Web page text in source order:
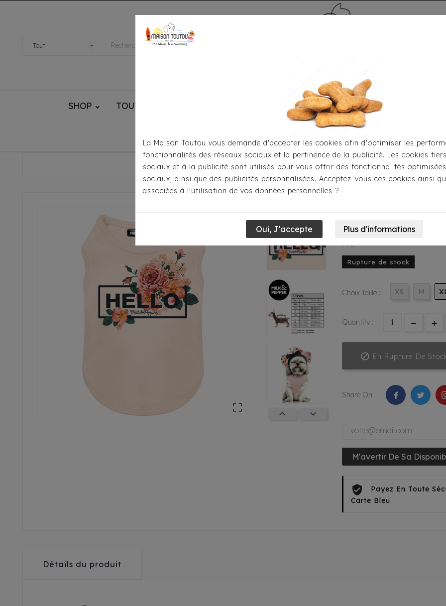
SHOP TOUTOU® HANDMADE MÉDAILLE - PET ID TAG TOILETTAGE
Accueil Pour S'habiller T-Shirts T-Shirt Milk & Pepper -

 
T-Shirt Milk &
23,95 €
TTC
Rupture de stock
Choix Taille : XS M
Quantity :
 En Rupture De
Share On :
M'avertir De Sa
Payez En Toute
Carte Bleu
Détails du produit
La Maison Toutou vous demande d'accepter les cookies afin d'optimiser les
fonctionnalités des réseaux sociaux et la pertinence de la publicité. Les cookies
sociaux et à la publicité sont utilisés pour vous offrir des fonctionnalités
sociaux, ainsi que des publicités personnalisées. Acceptez-vous ces cookies ainsi
associées à l'utilisation de vos données personnelles ?